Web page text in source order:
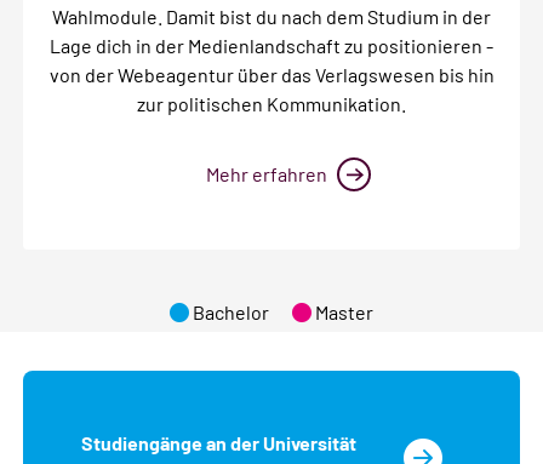
Wahlmodule. Damit bist du nach dem Studium in der
Lage dich in der Medienlandschaft zu positionieren -
von der Webeagentur über das Verlagswesen bis hin
zur politischen Kommunikation.
Mehr erfahren
Bachelor Master
Studiengänge an der Universität